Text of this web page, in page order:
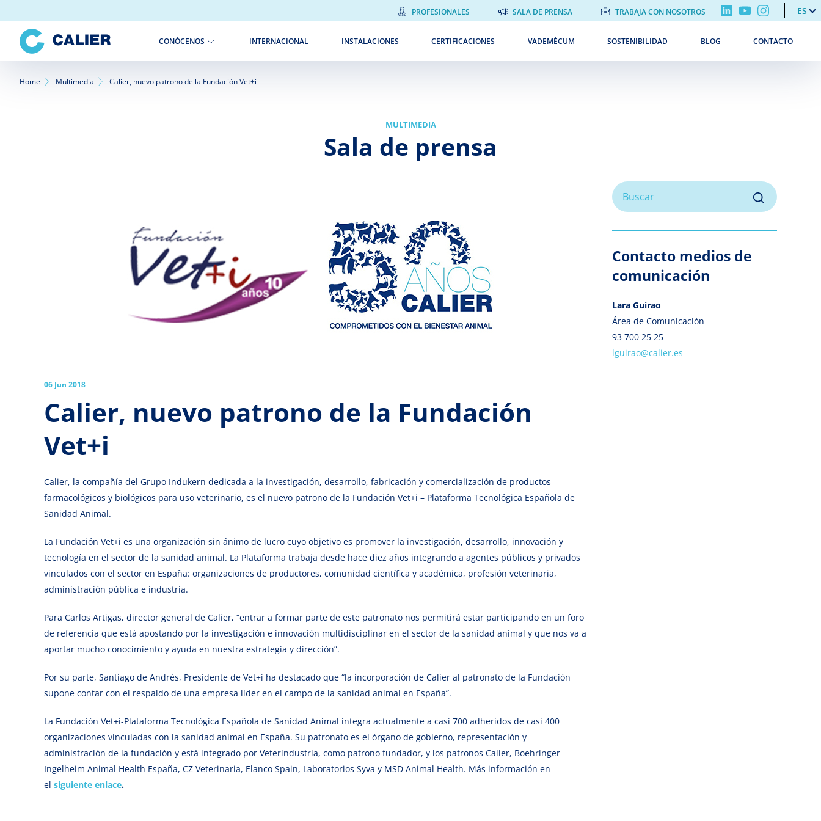
al
contenido
principal
PROFESIONALES SALA DE PRENSA TRABAJA CON NOSOTROS ES
CONÓCENOS INTERNACIONAL INSTALACIONES CERTIFICACIONES VADEMÉCUM SOSTENIBILIDAD BLOG CONTACTO
Sobrescribir
Home Multimedia Calier, nuevo patrono de la Fundación Vet+i
MULTIMEDIA
Sala de prensa
06 Jun 2018
Calier, nuevo patrono de la Fundación
Vet+i
Calier, la compañía del Grupo Indukern dedicada a la investigación, desarrollo, fabricación y comercialización de productos
farmacológicos y biológicos para uso veterinario, es el nuevo patrono de la Fundación Vet+i – Plataforma Tecnológica Española de
Sanidad Animal.
La Fundación Vet+i es una organización sin ánimo de lucro cuyo objetivo es promover la investigación, desarrollo, innovación y
tecnología en el sector de la sanidad animal. La Plataforma trabaja desde hace diez años integrando a agentes públicos y privados
vinculados con el sector en España: organizaciones de productores, comunidad científica y académica, profesión veterinaria,
administración pública e industria.
Para Carlos Artigas, director general de Calier, “entrar a formar parte de este patronato nos permitirá estar participando en un foro
de referencia que está apostando por la investigación e innovación multidisciplinar en el sector de la sanidad animal y que nos va a
aportar mucho conocimiento y ayuda en nuestra estrategia y dirección”.
Por su parte, Santiago de Andrés, Presidente de Vet+i ha destacado que “la incorporación de Calier al patronato de la Fundación
supone contar con el respaldo de una empresa líder en el campo de la sanidad animal en España”.
La Fundación Vet+i-Plataforma Tecnológica Española de Sanidad Animal integra actualmente a casi 700 adheridos de casi 400
organizaciones vinculadas con la sanidad animal en España. Su patronato es el órgano de gobierno, representación y
administración de la fundación y está integrado por Veterindustria, como patrono fundador, y los patronos Calier, Boehringer
Ingelheim Animal Health España, CZ Veterinaria, Elanco Spain, Laboratorios Syva y MSD Animal Health. Más información en
el siguiente enlace.
Contacto medios de
comunicación
Lara Guirao
Área de Comunicación
93 700 25 25
lguirao@calier.es